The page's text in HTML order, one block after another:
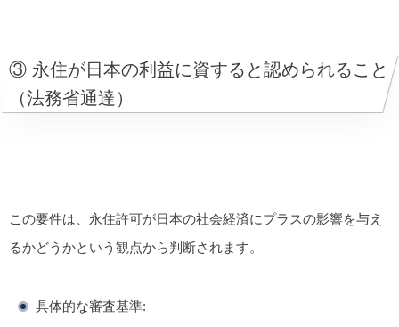
③ 永住が日本の利益に資すると認められること
（法務省通達）
この要件は、永住許可が日本の社会経済にプラスの影響を与え
るかどうかという観点から判断されます。
具体的な審査基準: